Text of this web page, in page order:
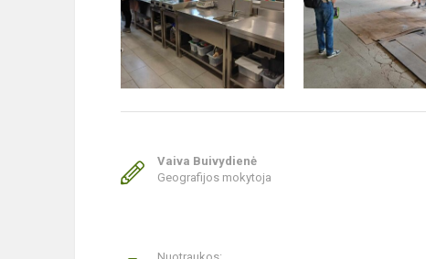
Vaiva Buivydienė
Geografijos mokytoja